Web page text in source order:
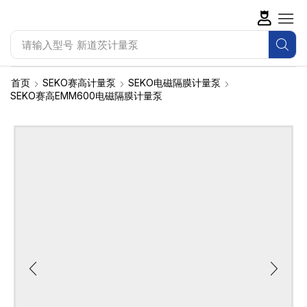
请输入型号 新道茨计量泵
首页 SEKO赛高计量泵
SEKO电磁隔膜计量泵
SEKO赛高EMM600电磁隔膜计量泵